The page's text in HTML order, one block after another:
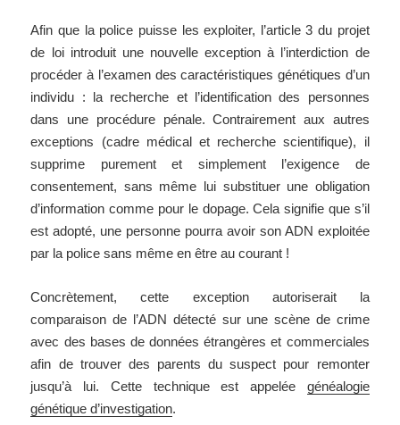
Afin que la police puisse les exploiter, l’article 3 du projet
de loi introduit une nouvelle exception à l’interdiction de
procéder à l’examen des caractéristiques génétiques d’un
individu : la recherche et l’identification des personnes
dans une procédure pénale. Contrairement aux autres
exceptions (cadre médical et recherche scientifique), il
supprime purement et simplement l’exigence de
consentement, sans même lui substituer une obligation
d’information comme pour le dopage. Cela signifie que s’il
est adopté, une personne pourra avoir son ADN exploitée
par la police sans même en être au courant !
Concrètement, cette exception autoriserait la
comparaison de l’ADN détecté sur une scène de crime
avec des bases de données étrangères et commerciales
afin de trouver des parents du suspect pour remonter
jusqu’à lui. Cette technique est appelée généalogie
génétique d’investigation.